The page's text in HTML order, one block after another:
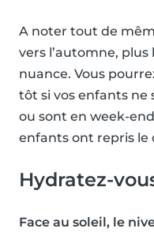
A noter tout de
vers l’automne, plus
nuance. Vous
tôt si vos enfants ne
ou sont en week-
enfants ont repris le
Hydratez-
Face au soleil, le